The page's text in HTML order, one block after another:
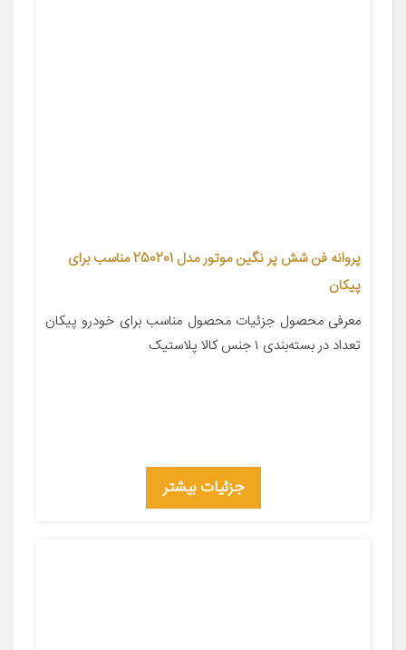
پروانه فن شش پر نگین موتور مدل 250201 مناسب برای
پیکان
معرفی محصول جزئیات محصول مناسب برای خودرو پیکان
تعداد در بسته‌بندی ۱ جنس کالا پلاستیک
جزئیات بیشتر